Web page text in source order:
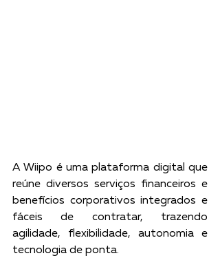
A Wiipo é uma plataforma digital que
reúne diversos serviços financeiros e
benefícios corporativos integrados e
fáceis de contratar, trazendo
agilidade, flexibilidade, autonomia e
tecnologia de ponta.